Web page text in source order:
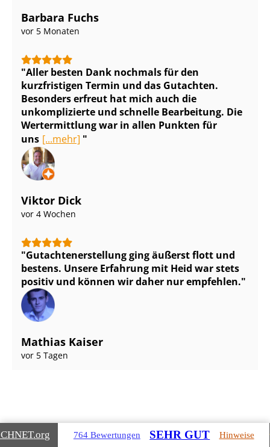
Barbara Fuchs
vor 5 Monaten
Aller besten Dank nochmals für den
kurzfristigen Termin und das Gutachten.
Besonders erfreut hat mich auch die
unkomplizierte und schnelle Bearbeitung. Die
Wertermittlung war in allen Punkten für
uns [...mehr]
Viktor Dick
vor 4 Wochen
Gut­ach­ten­er­stel­lung ging äußerst flott und
bestens. Unsere Erfahrung mit Heid war stets
positiv und können wir daher nur empfehlen.
Mathias Kaiser
vor 5 Tagen
.org 764 Bewertungen SEHR GUT Hinweise